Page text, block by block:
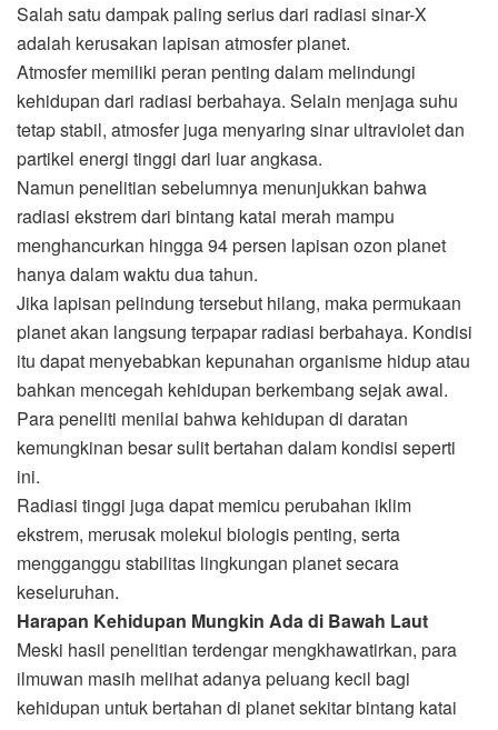
Salah satu dampak paling serius dari radiasi sinar-X
adalah kerusakan lapisan atmosfer planet.
Atmosfer memiliki peran penting dalam melindungi
kehidupan dari radiasi berbahaya. Selain menjaga suhu
tetap stabil, atmosfer juga menyaring sinar ultraviolet dan
partikel energi tinggi dari luar angkasa.
Namun penelitian sebelumnya menunjukkan bahwa
radiasi ekstrem dari bintang katai merah mampu
menghancurkan hingga 94 persen lapisan ozon planet
hanya dalam waktu dua tahun.
Jika lapisan pelindung tersebut hilang, maka permukaan
planet akan langsung terpapar radiasi berbahaya. Kondisi
itu dapat menyebabkan kepunahan organisme hidup atau
bahkan mencegah kehidupan berkembang sejak awal.
Para peneliti menilai bahwa kehidupan di daratan
kemungkinan besar sulit bertahan dalam kondisi seperti
ini.
Radiasi tinggi juga dapat memicu perubahan iklim
ekstrem, merusak molekul biologis penting, serta
mengganggu stabilitas lingkungan planet secara
keseluruhan.
Harapan Kehidupan Mungkin Ada di Bawah Laut
Meski hasil penelitian terdengar mengkhawatirkan, para
ilmuwan masih melihat adanya peluang kecil bagi
kehidupan untuk bertahan di planet sekitar bintang katai